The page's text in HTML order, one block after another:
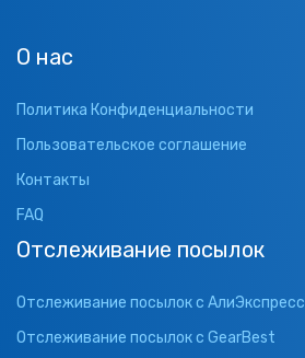
О нас
Политика Конфиденциальности
Пользовательское соглашение
Контакты
FAQ
Отслеживание посылок
Отслеживание посылок с АлиЭкспресс
Отслеживание посылок с GearBest